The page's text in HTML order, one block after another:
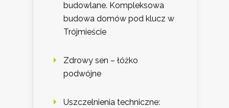
budowlane. Kompleksowa
budowa domów pod klucz w
Trójmieście
Zdrowy sen – łóżko
podwójne
Uszczelnienia techniczne: